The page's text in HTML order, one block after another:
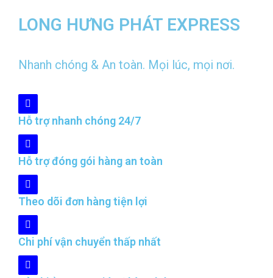
LONG HƯNG PHÁT EXPRESS
Nhanh chóng & An toàn. Mọi lúc, mọi nơi.
Hỗ trợ nhanh chóng 24/7
Hỗ trợ đóng gói hàng an toàn
Theo dõi đơn hàng tiện lợi
Chi phí vận chuyển thấp nhất